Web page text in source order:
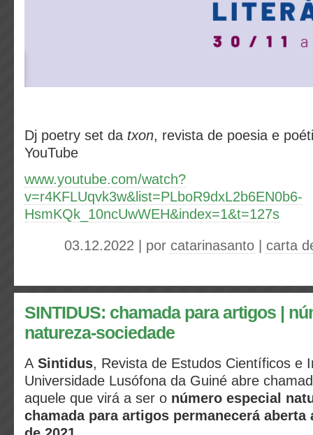
Dj poetry set da txon, revista de poesia e
YouTube
www.youtube.com/watch?
v=r4KFLUqvk3w&list=PLboR9dxL2b6EN0b6-
HsmKQk_10ncUwWEH&index=1&t=127s
03.12.2022 | por catarinasanto carta
SINTIDUS: chamada para artigos |
natureza-sociedade
A Sintidus, Revista de Estudos Científicos e
Universidade Lusófona da Guiné abre
aquele que virá a ser o número especial
chamada para artigos permanecerá aberta